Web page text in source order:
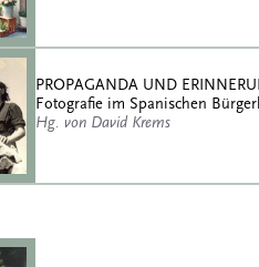
PROPAGANDA UND
Fotografie im Spanischen
Hg. von David Krems